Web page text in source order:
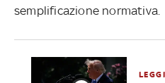
semplificazione normativa.